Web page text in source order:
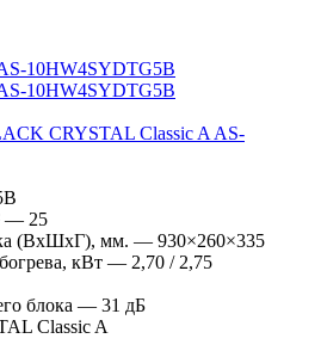
CRYSTAL Classic A AS-
— 25
(ВхШхГ), мм. — 930×260×335
кВт — 2,70 / 2,75
блока — 31 дБ
Classic A